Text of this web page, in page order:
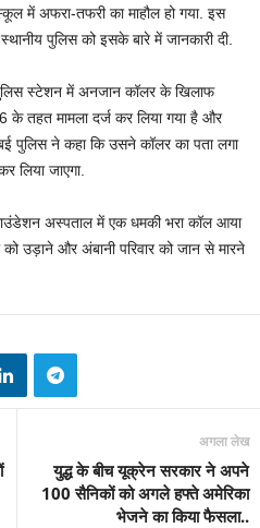
में अफरा-तफरी का माहौल हो गया. इस
पुलिस को इसके बारे में जानकारी दी.
स्टेशन में अनजान कॉलर के खिलाफ
के तहत मामला दर्ज कर लिया गया है और
पुलिस ने कहा कि उसने कॉलर का पता लगा
लिया जाएगा.
अस्पताल में एक धमकी भरा कॉल आया
उड़ाने और अंबानी परिवार को जान से मारने
अगला लेख
युद्ध के बीच यूक्रेन सरकार ने अपने
100 सैनिकों को अगले हफ्ते अमेरिका
भेजने का किया फैसला..